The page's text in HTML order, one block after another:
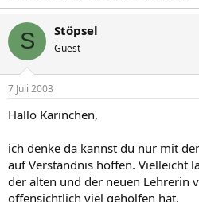
S Stöpsel
Guest
7 Juli 2003
Hallo Karinchen,
ich denke da kannst du nur mit
auf Verständnis hoffen. Vielleicht
der alten und der neuen Lehrerin
offensichtlich viel geholfen hat.